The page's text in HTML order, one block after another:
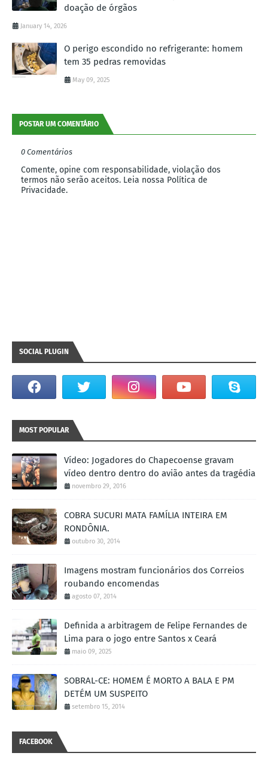
doação de órgãos
January 14, 2026
O perigo escondido no refrigerante: homem
tem 35 pedras removidas
May 09, 2025
POSTAR UM COMENTÁRIO
0 Comentários
Comente, opine com responsabilidade, violação dos
termos não serão aceitos. Leia nossa Política de
Privacidade.
SOCIAL PLUGIN
MOST POPULAR
Vídeo: Jogadores do Chapecoense gravam
vídeo dentro dentro do avião antes da tragédia
novembro 29, 2016
COBRA SUCURI MATA FAMÍLIA INTEIRA EM
RONDÔNIA.
outubro 30, 2014
Imagens mostram funcionários dos Correios
roubando encomendas
agosto 07, 2014
Definida a arbitragem de Felipe Fernandes de
Lima para o jogo entre Santos x Ceará
maio 09, 2025
SOBRAL-CE: HOMEM É MORTO A BALA E PM
DETÉM UM SUSPEITO
setembro 15, 2014
FACEBOOK